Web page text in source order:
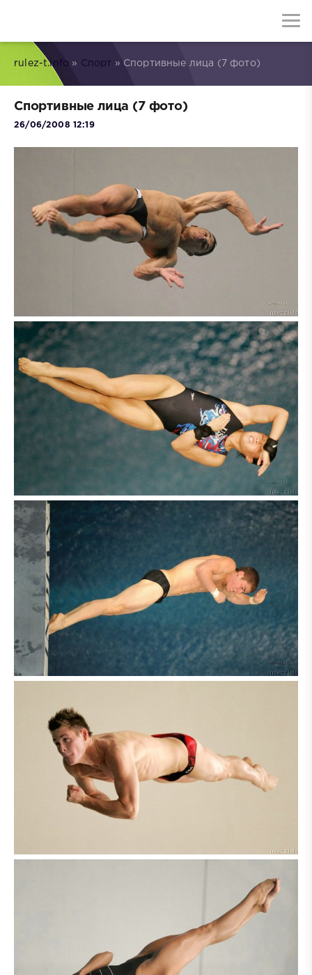
rulez-t.info » Спорт » Спортивные лица (7 фото)
Спортивные лица (7 фото)
26/06/2008 12:19